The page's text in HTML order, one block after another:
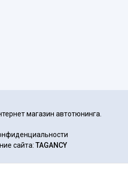
магазин автотюнинга.
сайта: TAGANCY